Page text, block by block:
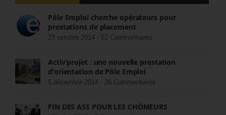
Pôle Emploi cherche opérateurs pour
prestations de placement
23 octobre 2014 - 52 Commentaires
Activ’projet : une nouvelle prestation
d’orientation de Pôle Emploi
5 décembre 2014 - 26 Commentaires
FIN DES ASS POUR LES CHÔMEURS